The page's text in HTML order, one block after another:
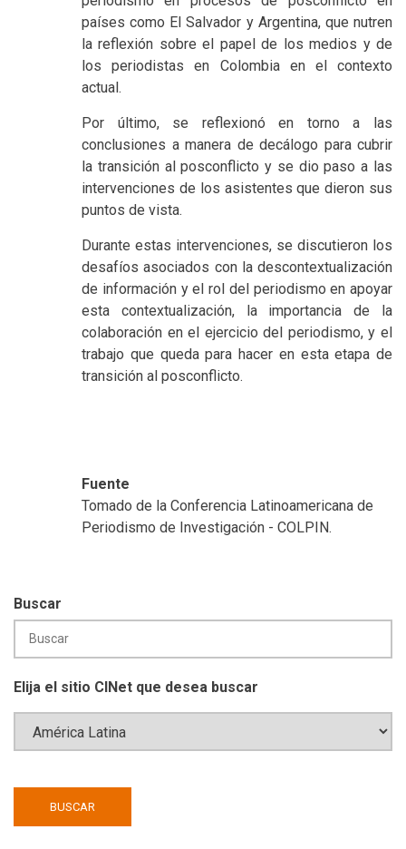
países como El Salvador y Argentina, que nutren
la reflexión sobre el papel de los medios y de
los periodistas en Colombia en el contexto
actual.
Por último, se reflexionó en torno a las
conclusiones a manera de decálogo para cubrir
la transición al posconflicto y se dio paso a las
intervenciones de los asistentes que dieron sus
puntos de vista.
Durante estas intervenciones, se discutieron los
desafíos asociados con la descontextualización
de información y el rol del periodismo en apoyar
esta contextualización, la importancia de la
colaboración en el ejercicio del periodismo, y el
trabajo que queda para hacer en esta etapa de
transición al posconflicto.
Fuente
Tomado de la Conferencia Latinoamericana de
Periodismo de Investigación - COLPIN.
Buscar
Elija el sitio CINet que desea buscar